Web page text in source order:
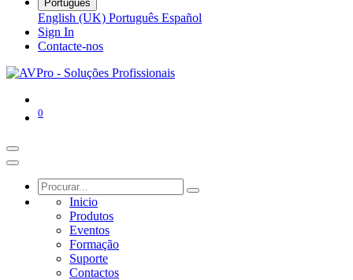
Português
English (UK) Português Español
Sign In
Contacte-nos
0
Inicio
Produtos
Eventos
Formação
Suporte
Contactos